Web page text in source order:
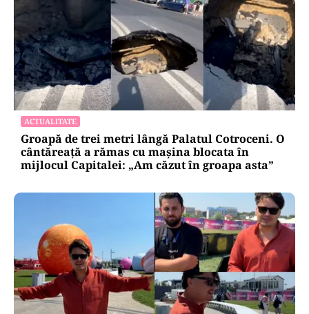
ACTUALITATE
Groapă de trei metri lângă Palatul Cotroceni. O
cântăreață a rămas cu mașina blocata în
mijlocul Capitalei: „Am căzut în groapa asta”